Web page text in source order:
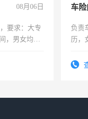
08月06日
要求：大专
，男女均
薪+绩效，
车
负责
历，
试用